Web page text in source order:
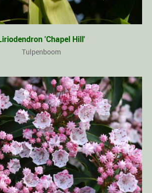
'Chapel Hill'
Tulpenboom